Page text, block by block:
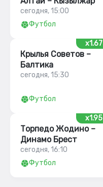
сегодня, 15:00
Футбол
x1.67
Крылья Советов –
Балтика
сегодня, 15:30
Футбол
x1.95
Торпедо Жодино –
Динамо Брест
сегодня, 16:10
Футбол